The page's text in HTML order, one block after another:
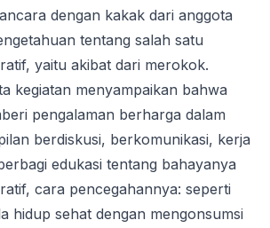
dengan kakak dari anggota
tentang salah satu
yaitu akibat dari merokok.
kegiatan menyampaikan bahwa
pengalaman berharga dalam
berdiskusi, berkomunikasi, kerja
edukasi tentang bahayanya
cara pencegahannya: seperti
hidup sehat dengan mengonsumsi